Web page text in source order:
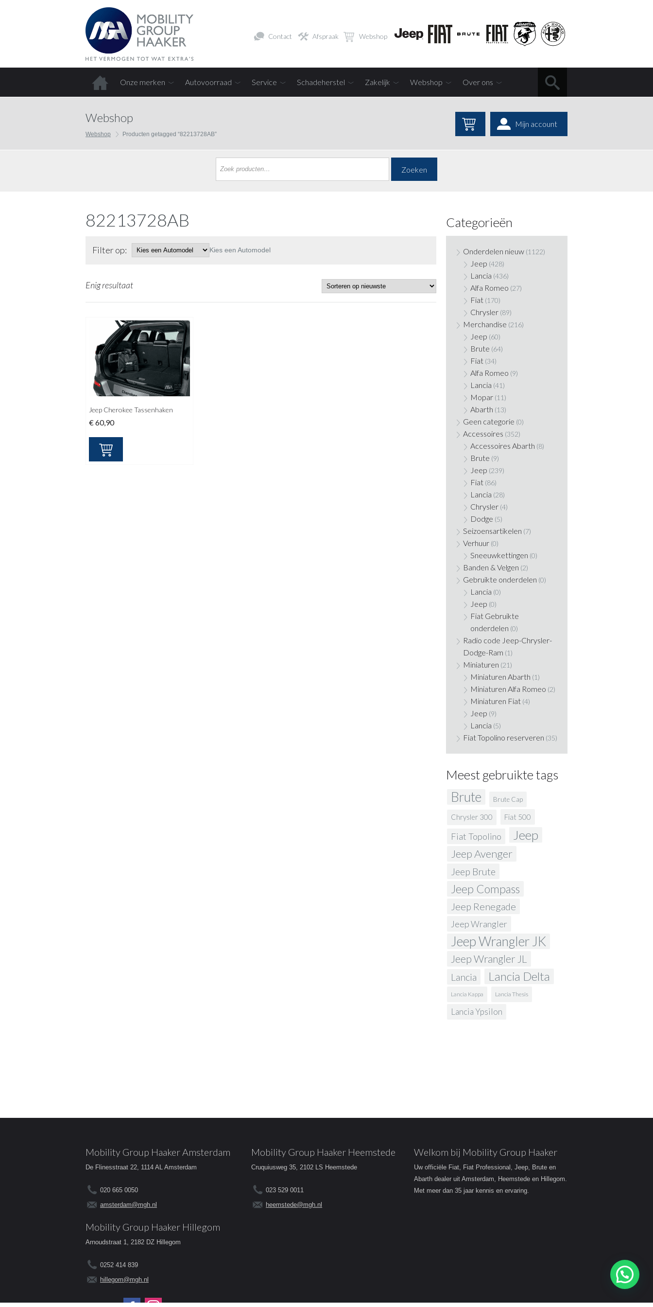
Contact Afspraak Webshop
Onze merken Autovoorraad Service Schadeherstel Zakelijk Webshop Over ons
Webshop
Webshop Producten getagged “82213728AB”
Mijn account
Zoeken
82213728AB
Filter op: Kies een Automodel
Enig resultaat
Jeep Cherokee Tassenhaken
€60,90
Categorieën
Onderdelen nieuw (1122)
Jeep (428)
Lancia (436)
Alfa Romeo (27)
Fiat (170)
Chrysler (89)
Merchandise (216)
Jeep (60)
Brute (64)
Fiat (34)
Alfa Romeo (9)
Lancia (41)
Mopar (11)
Abarth (13)
Geen categorie (0)
Accessoires (352)
Accessoires Abarth (8)
Brute (9)
Jeep (239)
Fiat (86)
Lancia (28)
Chrysler (4)
Dodge (5)
Seizoensartikelen (7)
Verhuur (0)
Sneeuwkettingen (0)
Banden & Velgen (2)
Gebruikte onderdelen (0)
Lancia (0)
Jeep (0)
Fiat Gebruikte
onderdelen (0)
Radio code Jeep-Chrysler-
Dodge-Ram (1)
Miniaturen (21)
Miniaturen Abarth (1)
Miniaturen Alfa Romeo (2)
Miniaturen Fiat (4)
Jeep (9)
Lancia (5)
Fiat Topolino reserveren (35)
Meest gebruikte tags
Brute Brute Cap
Chrysler 300 Fiat 500
Fiat Topolino Jeep
Jeep Avenger
Jeep Brute
Jeep Compass
Jeep Renegade
Jeep Wrangler
Jeep Wrangler JK
Jeep Wrangler JL
Lancia Lancia Delta
Lancia Kappa Lancia Thesis
Lancia Ypsilon
Mobility Group Haaker Amsterdam
De Flinesstraat 22, 1114 AL Amsterdam
020 665 0050
amsterdam@mgh.nl
Mobility Group Haaker Heemstede
Cruquiusweg 35, 2102 LS Heemstede
023 529 0011
heemstede@mgh.nl
Mobility Group Haaker Hillegom
Arnoudstraat 1, 2182 DZ Hillegom
0252 414 839
hillegom@mgh.nl
Volg ons op:
Welkom bij Mobility Group Haaker
Uw officiële Fiat, Fiat Professional, Jeep, Brute en
Abarth dealer uit Amsterdam, Heemstede en Hillegom.
Met meer dan 35 jaar kennis en ervaring.